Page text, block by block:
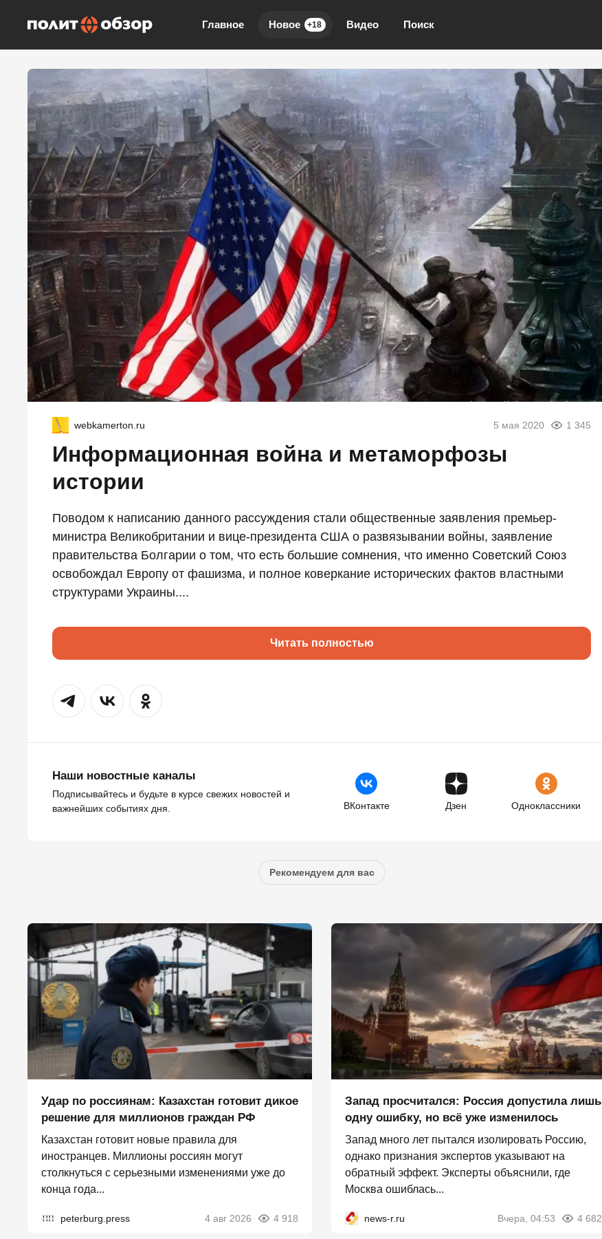
Главное Новое +18 Видео Поиск
webkamerton.ru 5 мая 2020 1 345
Информационная война и метаморфозы
истории
Поводом к написанию данного рассуждения стали общественные заявления премьер-
министра Великобритании и вице-президента США о развязывании войны, заявление
правительства Болгарии о том, что есть большие сомнения, что именно Советский Союз
освобождал Европу от фашизма, и полное коверкание исторических фактов властными
структурами Украины....
Читать полностью
Наши новостные каналы
Подписывайтесь и будьте в курсе свежих новостей и
важнейших событиях дня.
ВКонтакте Дзен Одноклассники
Рекомендуем для вас
Удар по россиянам: Казахстан готовит дикое
решение для миллионов граждан РФ
Казахстан готовит новые правила для
иностранцев. Миллионы россиян могут
столкнуться с серьезными изменениями уже до
конца года...
peterburg.press 4 авг 2026 4 918
Запад просчитался: Россия допустила лишь
одну ошибку, но всё уже изменилось
Запад много лет пытался изолировать Россию,
однако признания экспертов указывают на
обратный эффект. Эксперты объяснили, где
Москва ошиблась...
news-r.ru Вчера, 04:53 4 682